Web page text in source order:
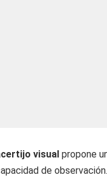
visual propone
de